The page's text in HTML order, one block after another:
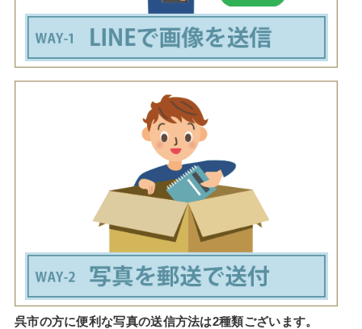
呉市の方に便利な写真の送信方法は2種類ございます。